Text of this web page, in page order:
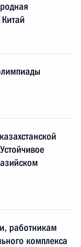
работникам
комплекса